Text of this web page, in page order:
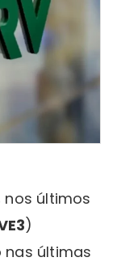
nos últimos
)
últimas